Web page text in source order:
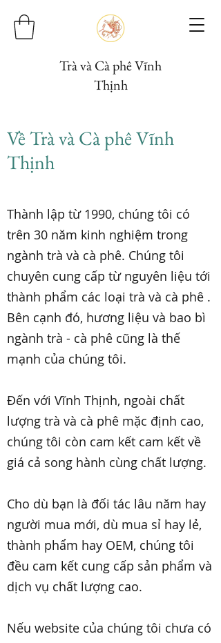
Trà và Cà phê Vĩnh
Thịnh
Về Trà và Cà phê Vĩnh
Thịnh
Thành lập từ 1990, chúng tôi có
trên 30 năm kinh nghiệm trong
ngành trà và cà phê. Chúng tôi
chuyên cung cấp từ nguyên liệu tới
thành phẩm các loại trà và cà phê .
Bên cạnh đó, hương liệu và bao bì
ngành trà - cà phê cũng là thế
mạnh của chúng tôi.
Đến với Vĩnh Thịnh, ngoài chất
lượng trà và cà phê mặc định cao,
chúng tôi còn cam kết cam kết về
giá cả song hành cùng chất lượng.
Cho dù bạn là đối tác lâu năm hay
người mua mới, dù mua sỉ hay lẻ,
thành phẩm hay OEM, chúng tôi
đều cam kết cung cấp sản phẩm và
dịch vụ chất lượng cao.​
Nếu website của chúng tôi chưa có